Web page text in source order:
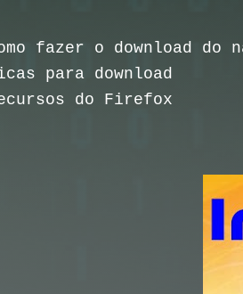
fazer o download do
para download
do Firefox